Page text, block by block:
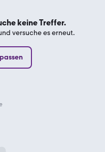
keine Treffer.
versuche es erneut.